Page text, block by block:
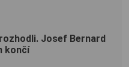
Josef Bernard
končí